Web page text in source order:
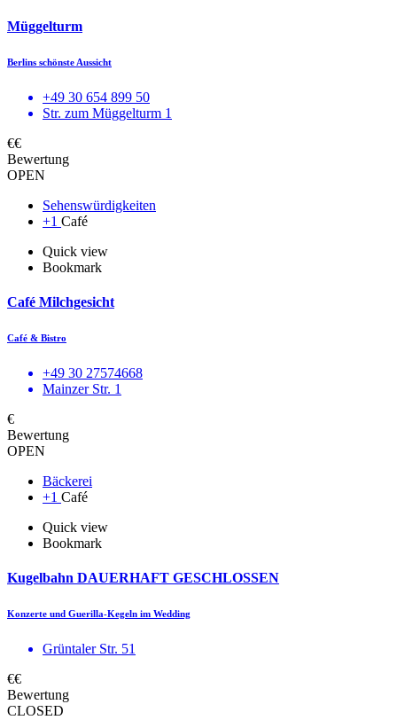
Müggelturm
Berlins schönste Aussicht
+49 30 654 899 50
Str. zum Müggelturm 1
€€
Bewertung
OPEN
Sehenswürdigkeiten
+1 Café
Quick view
Bookmark
Café Milchgesicht
Café & Bistro
+49 30 27574668
Mainzer Str. 1
€
Bewertung
OPEN
Bäckerei
+1 Café
Quick view
Bookmark
Kugelbahn DAUERHAFT GESCHLOSSEN
Konzerte und Guerilla-Kegeln im Wedding
Grüntaler Str. 51
€€
Bewertung
CLOSED